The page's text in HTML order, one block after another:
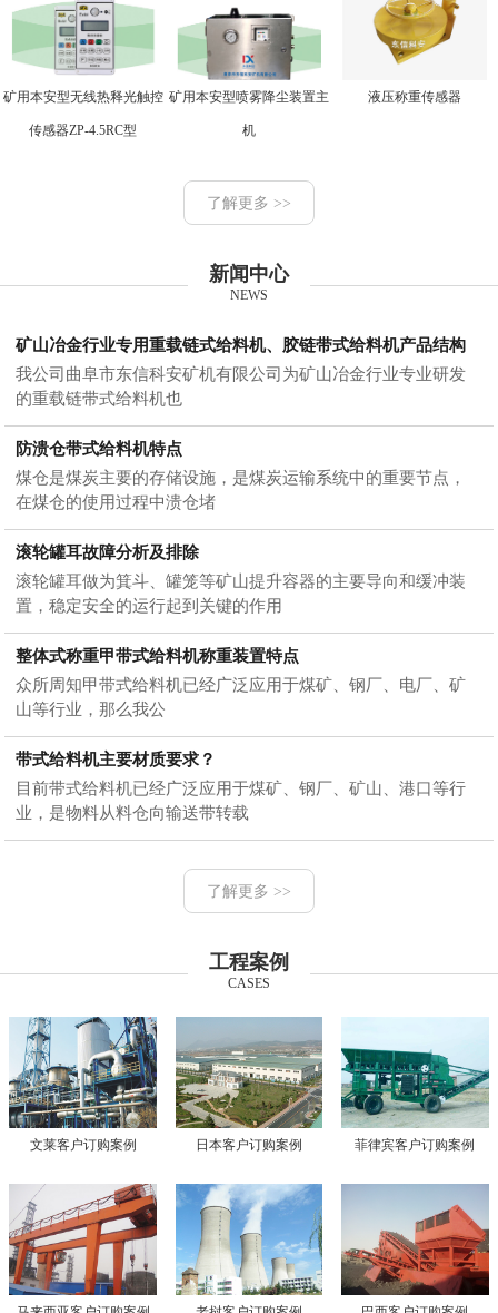
矿用本安型无线热释光触控
传感器ZP-4.5RC型
矿用本安型喷雾降尘装置主
机
液压称重传感器
了解更多 >>
新闻中心
NEWS
矿山冶金行业专用重载链式给料机、胶链带式给料机产品结构
我公司曲阜市东信科安矿机有限公司为矿山冶金行业专业研发
的重载链带式给料机也
防溃仓带式给料机特点
煤仓是煤炭主要的存储设施，是煤炭运输系统中的重要节点，
在煤仓的使用过程中溃仓堵
滚轮罐耳故障分析及排除
滚轮罐耳做为箕斗、罐笼等矿山提升容器的主要导向和缓冲装
置，稳定安全的运行起到关键的作用
整体式称重甲带式给料机称重装置特点
众所周知甲带式给料机已经广泛应用于煤矿、钢厂、电厂、矿
山等行业，那么我公
带式给料机主要材质要求？
目前带式给料机已经广泛应用于煤矿、钢厂、矿山、港口等行
业，是物料从料仓向输送带转载
了解更多 >>
工程案例
CASES
文莱客户订购案例 日本客户订购案例 菲律宾客户订购案例